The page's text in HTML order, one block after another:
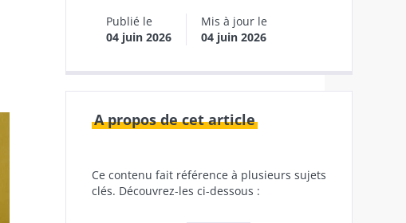
Publié le
04 juin 2026
Mis à jour le
04 juin 2026
A propos de cet article
Ce contenu fait référence à plusieurs sujets
clés. Découvrez-les ci-dessous :